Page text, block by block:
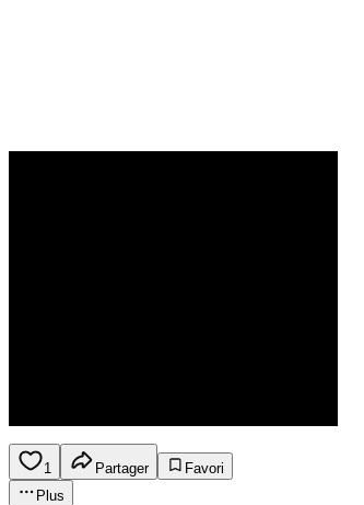
1 Partager
Favori
Plus